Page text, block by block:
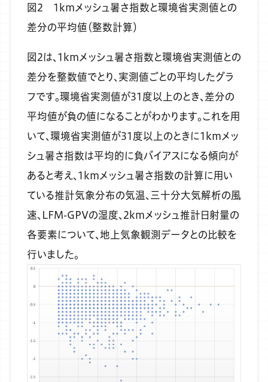
図2 1kmメッシュ暑さ指数と環境省実測値との
差分の平均値（整数計算）
図2は、1kmメッシュ暑さ指数と環境省実測値との
差分を整数値でとり、実測値ごとの平均したグラ
フです。環境省実測値が31度以上のとき、差分の
平均値が負の値になることがわかります。これを用
いて、環境省実測値が31度以上のときに1kmメッ
シュ暑さ指数は平均的に負バイアスになる傾向が
あると考え、1kmメッシュ暑さ指数の計算に用い
ている推計気象分布の気温、三十分大気解析の風
速、LFM-GPVの湿度、2kmメッシュ推計日射量の
各要素について、地上気象観測データとの比較を
行いました。